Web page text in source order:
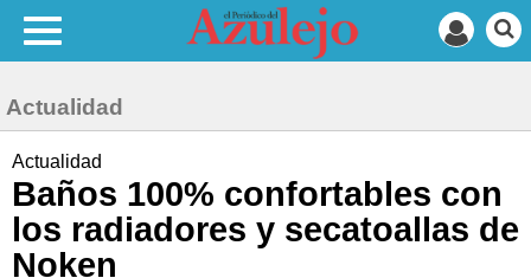
Actualidad
Actualidad
Baños 100% confortables con
los radiadores y secatoallas de
Noken